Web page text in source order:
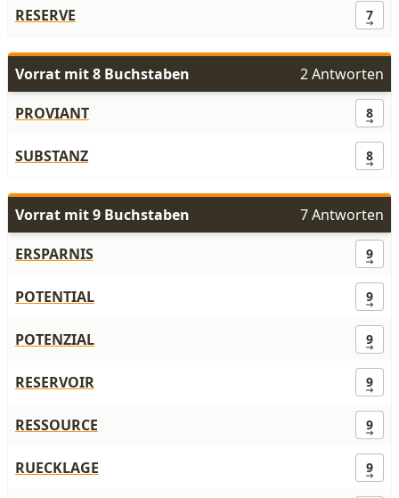
RESERVE 7
Vorrat mit 8 Buchstaben
2 Antworten
PROVIANT
8
SUBSTANZ 8
Vorrat mit 9 Buchstaben
7 Antworten
ERSPARNIS
9
POTENTIAL 9
POTENZIAL 9
RESERVOIR 9
RESSOURCE 9
RUECKLAGE 9